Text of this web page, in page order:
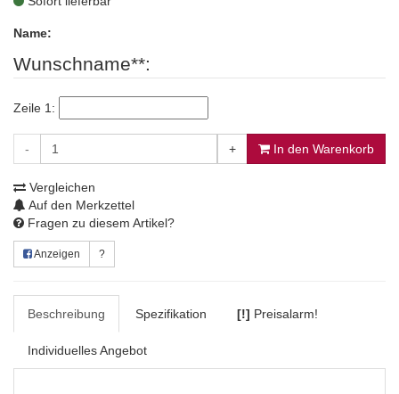
Name:
Wunschname**:
Zeile 1:
- + In den Warenkorb
Vergleichen
Auf den Merkzettel
Fragen zu diesem Artikel?
Anzeigen ?
Beschreibung Spezifikation [!] Preisalarm!
Individuelles Angebot